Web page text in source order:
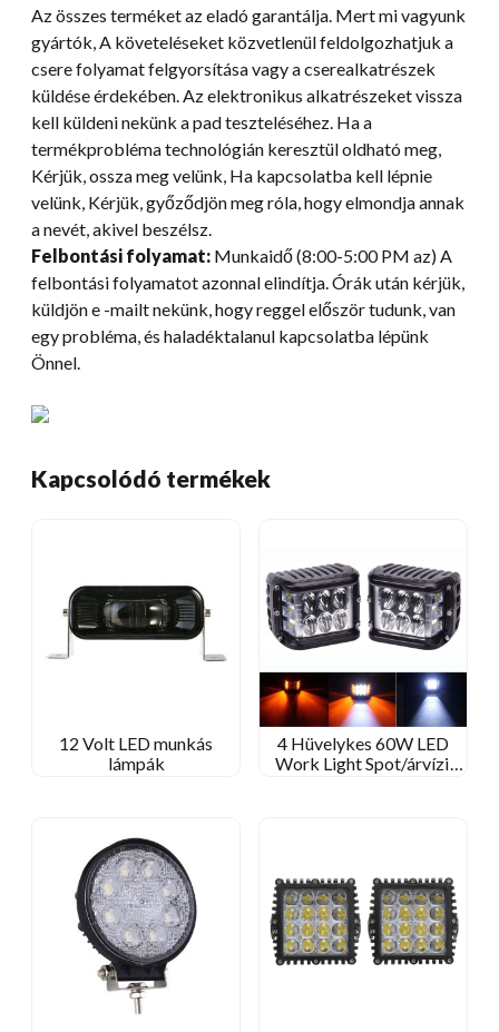
Az összes terméket az eladó garantálja. Mert mi vagyunk
gyártók, A követeléseket közvetlenül feldolgozhatjuk a
csere folyamat felgyorsítása vagy a cserealkatrészek
küldése érdekében. Az elektronikus alkatrészeket vissza
kell küldeni nekünk a pad teszteléséhez. Ha a
termékprobléma technológián keresztül oldható meg,
Kérjük, ossza meg velünk, Ha kapcsolatba kell lépnie
velünk, Kérjük, győződjön meg róla, hogy elmondja annak
a nevét, akivel beszélsz.
Felbontási folyamat: Munkaidő (8:00-5:00 PM az) A
felbontási folyamatot azonnal elindítja. Órák után kérjük,
küldjön e -mailt nekünk, hogy reggel először tudunk, van
egy probléma, és haladéktalanul kapcsolatba lépünk
Önnel.
Kapcsolódó termékek
12 Volt LED munkás
lámpák
4 Hüvelykes 60W LED
Work Light Spot/árvízi